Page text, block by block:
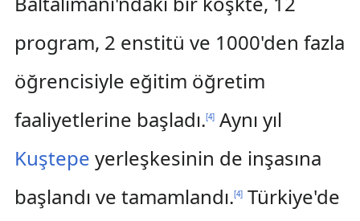
program, 2 enstitü ve 1000'den fazla
öğrencisiyle eğitim öğretim
faaliyetlerine başladı.[4]Aynı yıl
Kuştepe yerleşkesinin de inşasına
başlandı ve tamamlandı.[4]Türkiye'de